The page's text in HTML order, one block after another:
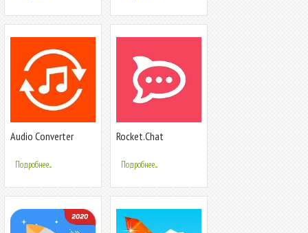
Audio Converter
OPUS) - MP3 Cutter
Подробнее...
Rocket.Chat
Подробнее...